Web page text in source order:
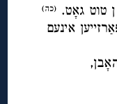
טוט גאָט.(כה)
אינעם